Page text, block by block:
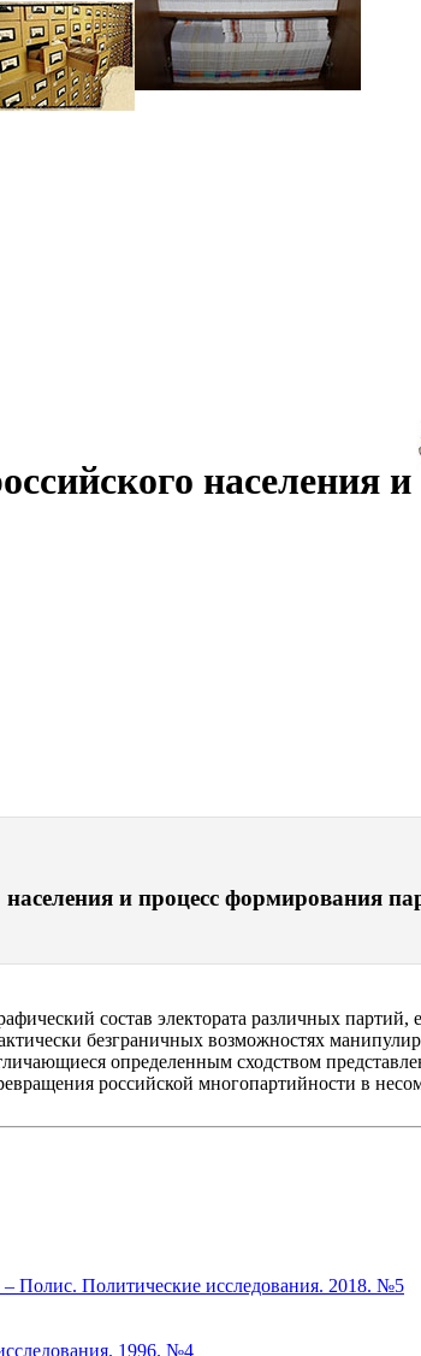
населения и
и процесс формирования
состав электората различных
безграничных возможностях
определенным сходством
российской многопартийности в
– Полис. Политические исследования. 2018. №5
1996. №4